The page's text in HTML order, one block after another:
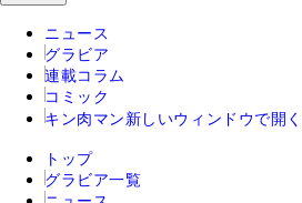
ニュース
グラビア
連載コラム
コミック
キン肉マン 新しいウィンドウで開く
トップ
グラビア一覧